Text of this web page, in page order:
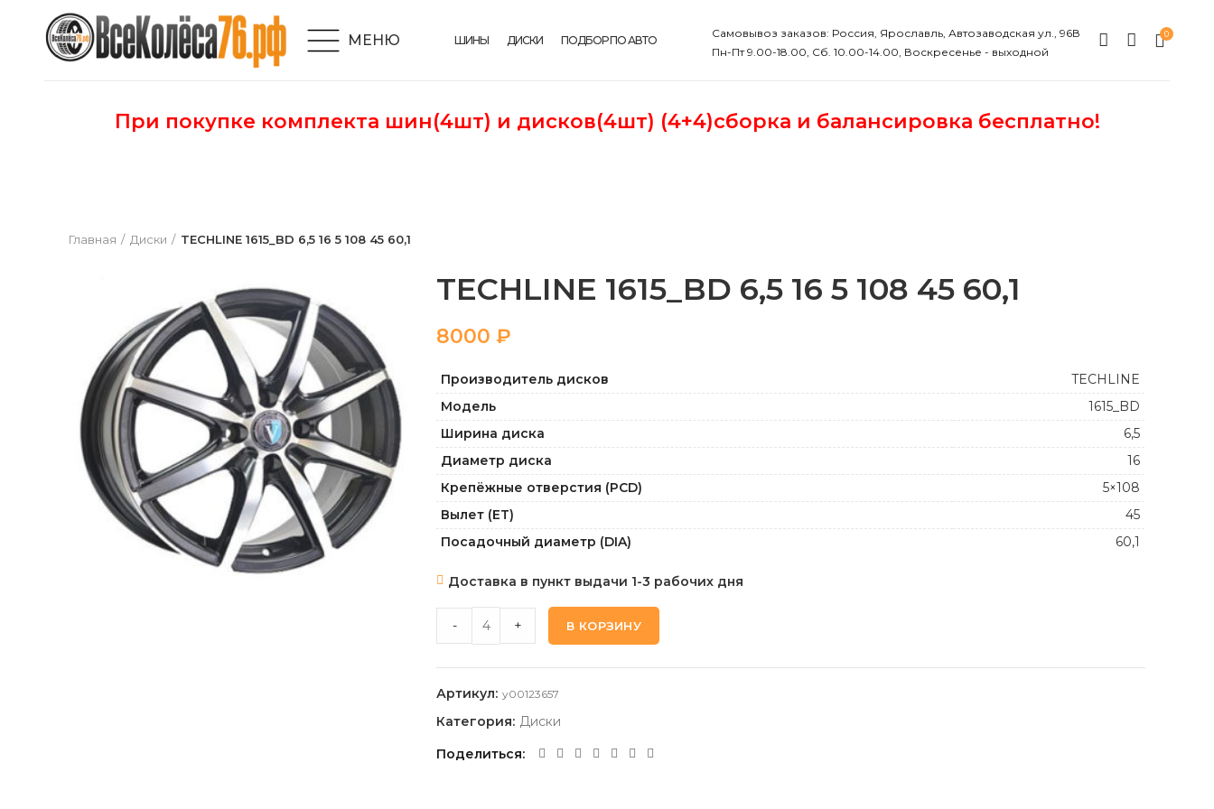
МЕНЮ ШИНЫ ДИСКИ ПОДБОР ПО АВТО
Самовывоз заказов: Россия, Ярославль, Автозаводская ул., 96В
Пн-Пт 9.00-18.00, Сб. 10.00-14.00, Воскресенье - выходной
0
При покупке комплекта шин(4шт) и дисков(4шт) (4+4)сборка и балансировка бесплатно!
Главная Диски TECHLINE 1615_BD 6,5 16 5 108 45 60,1
TECHLINE 1615_BD 6,5 16 5 108 45 60,1
₽
Производитель дисков
TECHLINE
Модель
1615_BD
Ширина диска
6,5
Диаметр диска
16
Крепёжные отверстия (PCD)
5×108
Вылет (ET)
45
Посадочный диаметр (DIA)
60,1
Доставка в пункт выдачи 1-3 рабочих дня
TECHLINE 1615_BD 6,5 16 5 108 45 60,1 quantity
- + В КОРЗИНУ
Артикул: y00123657
Категория: Диски
Поделиться